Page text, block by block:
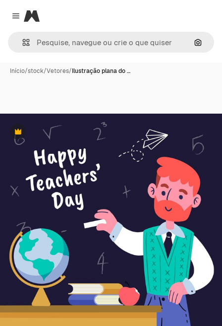
Close menu
Magnific
Início/stock/Vetores/Ilustração plana do …
Premium